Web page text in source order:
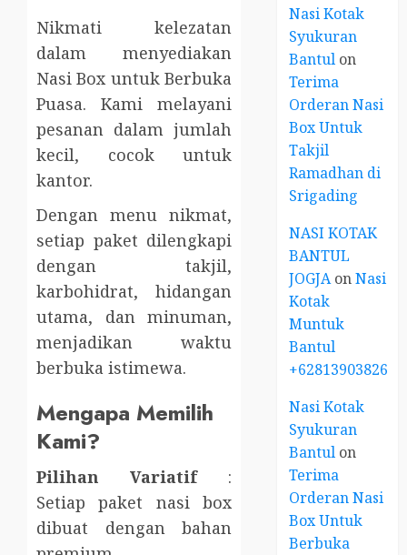
Nikmati kelezatan
dalam menyediakan
Nasi Box untuk Berbuka
Puasa. Kami melayani
pesanan dalam jumlah
kecil, cocok untuk
kantor.
Dengan menu nikmat,
setiap paket dilengkapi
dengan takjil,
karbohidrat, hidangan
utama, dan minuman,
menjadikan waktu
berbuka istimewa.
Mengapa Memilih
Kami?
Pilihan Variatif:
Setiap paket nasi box
dibuat dengan bahan
Nasi Kotak
Syukuran
Bantul on
Terima
Orderan Nasi
Box Untuk
Takjil
Ramadhan di
Srigading
NASI KOTAK
BANTUL
JOGJAonNasi
Kotak
Muntuk
Bantul
+6281390382667
Nasi Kotak
Syukuran
Bantul on
Terima
Orderan Nasi
Box Untuk
Berbuka